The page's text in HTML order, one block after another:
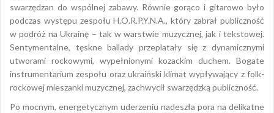
swarzędzan do wspólnej zabawy. Równie gorąco i gitarowo było
podczas występu zespołu H.O.R.P.Y.N.A., który zabrał publiczność
w podróż na Ukrainę – tak w warstwie muzycznej, jak i tekstowej.
Sentymentalne, tęskne ballady przeplatały się z dynamicznymi
utworami rockowymi, wypełnionymi kozackim duchem. Bogate
instrumentarium zespołu oraz ukraiński klimat wypływający z folk-
rockowej mieszanki muzycznej, zachwycił swarzędzką publiczność.
Po mocnym, energetycznym uderzeniu nadeszła pora na delikatne